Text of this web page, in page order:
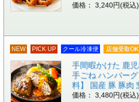
価格： 3,240円(税込)
NEW PICK UP クール冷凍便 店舗受取OK
手間暇かけた 鹿
手ごね ハンバー
料】 国産 豚 豚肉
価格： 3,480円(税込)